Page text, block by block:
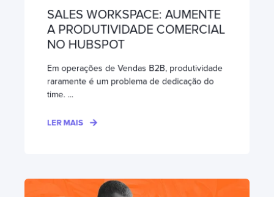
SALES WORKSPACE: AUMENTE
A PRODUTIVIDADE COMERCIAL
NO HUBSPOT
Em operações de Vendas B2B, produtividade
raramente é um problema de dedicação do
time. ...
LER MAIS